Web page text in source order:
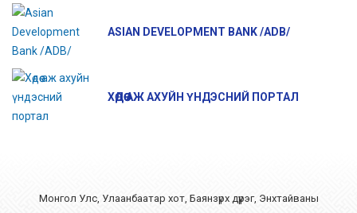
ASIAN DEVELOPMENT BANK /ADB/
ХӨДӨӨ АЖ АХУЙН ҮНДЭСНИЙ ПОРТАЛ
Монгол Улс, Улаанбаатар хот, Баянзүрх дүүрэг, Энхтайваны